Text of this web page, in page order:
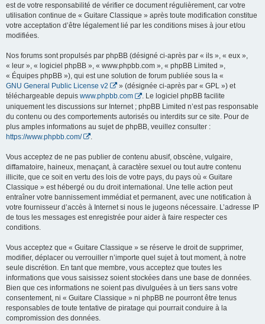
est de votre responsabilité de vérifier ce document régulièrement, car votre
utilisation continue de « Guitare Classique » après toute modification constitue
votre acceptation d’être légalement lié par les conditions mises à jour et/ou
modifiées.
Nos forums sont propulsés par phpBB (désigné ci-après par « ils », « eux »,
« leur », « logiciel phpBB », « www.phpbb.com », « phpBB Limited »,
« Équipes phpBB »), qui est une solution de forum publiée sous la «
GNU General Public License v2
» (désignée ci-après par « GPL ») et
téléchargeable depuis www.phpbb.com
. Le logiciel phpBB facilite
uniquement les discussions sur Internet ; phpBB Limited n’est pas responsable
du contenu ou des comportements autorisés ou interdits sur ce site. Pour de
plus amples informations au sujet de phpBB, veuillez consulter :
https://www.phpbb.com/
Vous acceptez de ne pas publier de contenu abusif, obscène, vulgaire,
diffamatoire, haineux, menaçant, à caractère sexuel ou tout autre contenu
illicite, que ce soit en vertu des lois de votre pays, du pays où « Guitare
Classique » est hébergé ou du droit international. Une telle action peut
entraîner votre bannissement immédiat et permanent, avec une notification à
votre fournisseur d’accès à Internet si nous le jugeons nécessaire. L’adresse IP
de tous les messages est enregistrée pour aider à faire respecter ces
conditions.
Vous acceptez que « Guitare Classique » se réserve le droit de supprimer,
modifier, déplacer ou verrouiller n’importe quel sujet à tout moment, à notre
seule discrétion. En tant que membre, vous acceptez que toutes les
informations que vous saisissez soient stockées dans une base de données.
Bien que ces informations ne soient pas divulguées à un tiers sans votre
consentement, ni « Guitare Classique » ni phpBB ne pourront être tenus
responsables de toute tentative de piratage qui pourrait conduire à la
compromission des données.